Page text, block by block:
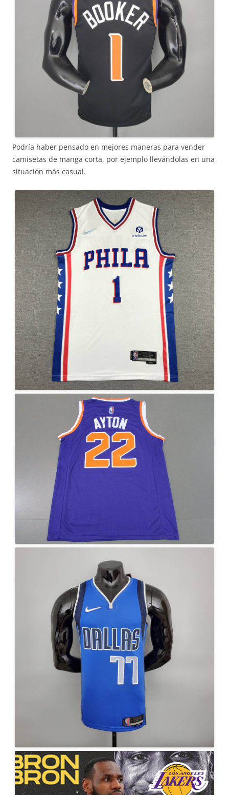
Podría haber pensado en mejores maneras para vender
camisetas de manga corta, por ejemplo llevándolas en una
situación más casual.